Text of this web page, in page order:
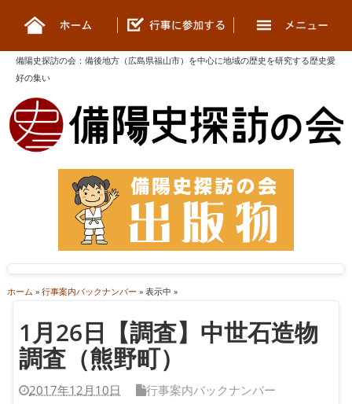
備陽史探訪の会 ： 備後地方（広島県福山市）を中心に地域の歴史を研究する歴史愛
好の集い
ホーム » 行事案内バックナンバー » 表示中 »
1月26日【調査】中世石造物
調査（熊野町）
2017年12月10日 行事案内バックナンバー